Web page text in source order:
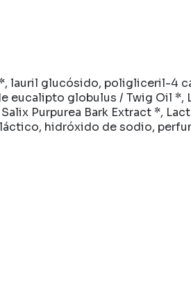
lauril glucósido, poligliceril-4
eucalipto globulus / Twig Oil *,
Purpurea Bark Extract *,
hidróxido de sodio,